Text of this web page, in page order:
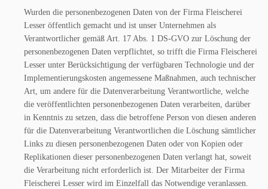
Wurden die personenbezogenen Daten von der Firma Fleischerei
Lesser öffentlich gemacht und ist unser Unternehmen als
Verantwortlicher gemäß Art. 17 Abs. 1 DS-GVO zur Löschung der
personenbezogenen Daten verpflichtet, so trifft die Firma Fleischerei
Lesser unter Berücksichtigung der verfügbaren Technologie und der
Implementierungskosten angemessene Maßnahmen, auch technischer
Art, um andere für die Datenverarbeitung Verantwortliche, welche
die veröffentlichten personenbezogenen Daten verarbeiten, darüber
in Kenntnis zu setzen, dass die betroffene Person von diesen anderen
für die Datenverarbeitung Verantwortlichen die Löschung sämtlicher
Links zu diesen personenbezogenen Daten oder von Kopien oder
Replikationen dieser personenbezogenen Daten verlangt hat, soweit
die Verarbeitung nicht erforderlich ist. Der Mitarbeiter der Firma
Fleischerei Lesser wird im Einzelfall das Notwendige veranlassen.